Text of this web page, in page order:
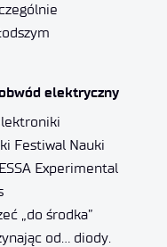
elektryczny
Festiwal Nauki
Experimental
„do środka”
od… diody.